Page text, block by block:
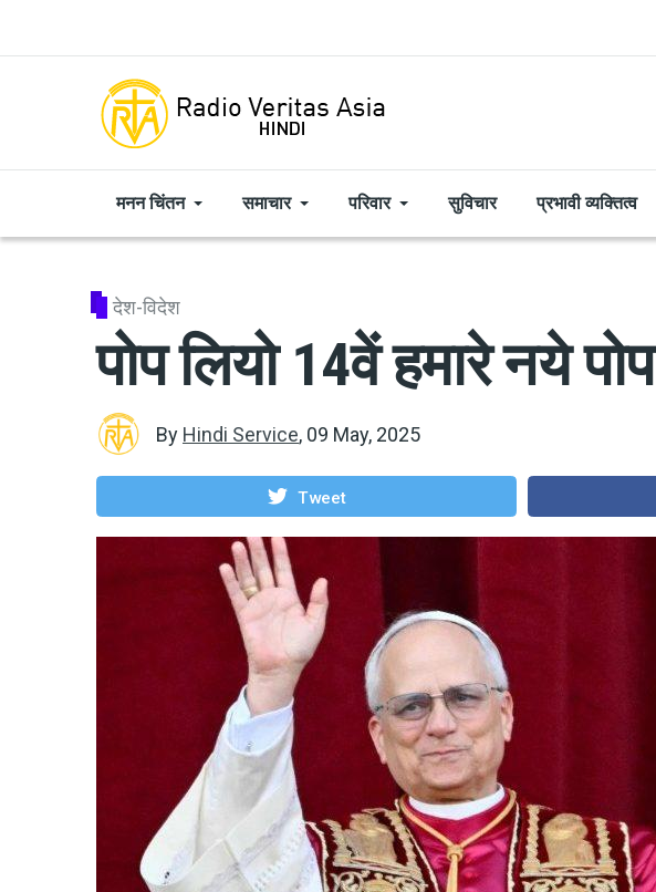
मनन चिंतन समाचार परिवार सुविचार प्रभावी व्यक्तित्व
देश-विदेश
पोप लियो 14वें हमारे नये पोप
By Hindi Service, 09 May, 2025
Tweet